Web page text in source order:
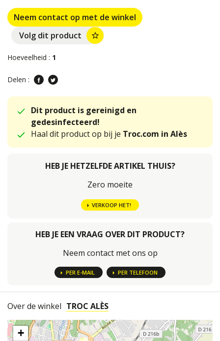
Neem contact op met de winkel
Volg dit product
star_border
Hoeveelheid : 1
Delen :
Dit product is gereinigd en
gedesinfecteerd!
Haal dit product op bij je Troc.com in Alès
HEB JE HETZELFDE ARTIKEL THUIS?
Zero moeite
VERKOOP HET!
HEB JE EEN VRAAG OVER DIT PRODUCT?
Neem contact met ons op
PER E-MAIL PER TELEFOON
Over de winkel TROC ALÈS
+